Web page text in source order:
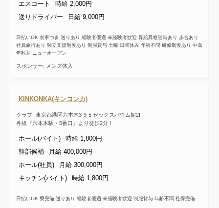
エスコート
時給 2,000円
送りドライバー
日給 9,000円
日払いOK 食事つき 送りあり 経験者優遇 未経験者歓迎 昇給昇格随時あり 歩合あり
社員旅行あり 独立支援制度あり 制服貸与 土曜,日曜休み 年齢不問 研修制度あり 中高
年歓迎 ニューオープン
スポンサー: メンズ体入
KINKONKA(キンコンカ)
クラブ- 東京都港区六本木3-9-5 ゼックスバウム館2F
各線『六本木駅・5番口』より徒歩2分！
ホール(バイト)
時給 1,800円
幹部候補
月給 400,000円
ホール(社員)
月給 300,000円
キッチン(バイト)
時給 1,800円
日払いOK 寮完備 送りあり 経験者優遇 未経験者歓迎 制服貸与 年齢不問 社保完備